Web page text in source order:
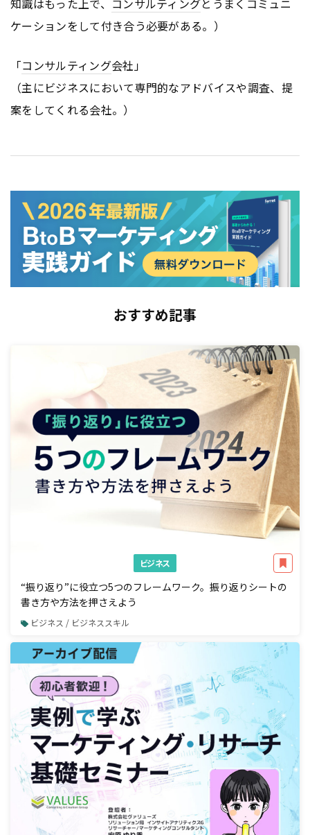
ケーションをして付き合う必要がある。）
「コンサルティング会社」
（主にビジネスにおいて専門的なアドバイスや調査、提
案をしてくれる会社。）
おすすめ記事
ビジネス
“振り返り”に役立つ5つのフレームワーク。振り返りシートの
書き方や方法を押さえよう
ビジネス / ビジネススキル